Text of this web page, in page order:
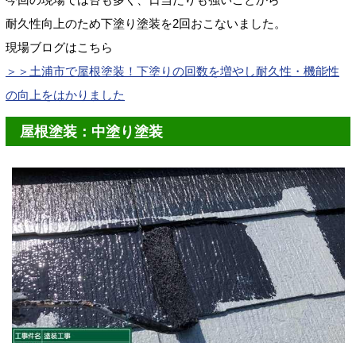
耐久性向上のため下塗り塗装を2回おこないました。
現場ブログはこちら
＞＞土浦市で屋根塗装！下塗りの回数を増やし耐久性・機能性
の向上をはかりました
屋根塗装：中塗り塗装